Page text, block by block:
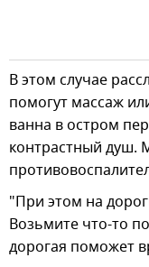
В этом случае
помогут массаж
ванна в остром
контрастный душ.
"При этом на
Возьмите что-то
дорогая поможет